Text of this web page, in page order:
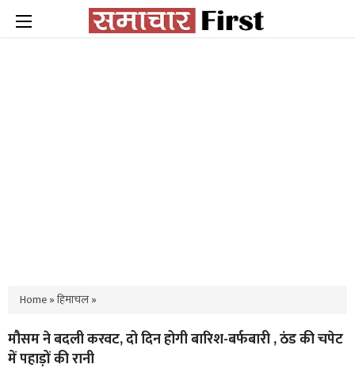
Home»हिमाचल»
मौसम ने बदली करवट, दो दिन होगी बारिश-बर्फबारी , ठंड की चपेट
में पहाड़ों की रानी